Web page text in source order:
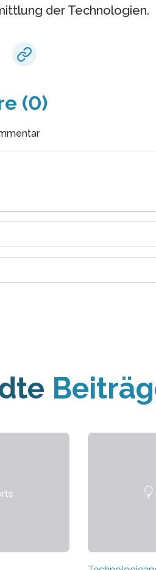
der Technologien.
(0)